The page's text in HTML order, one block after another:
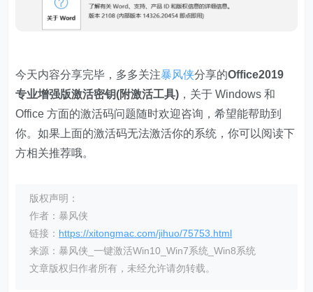
今天内容分享完毕，多多关注暴风侠分享的Office2019
专业增强版激活密钥(附激活工具) ，关于 Windows 和
Office 方面的激活码问题随时欢迎咨询，希望能帮助到
你。如果上面的激活码无法激活你的系统，你可以阅读下
方相关推荐哦。
版权声明：
作者：暴风侠
链接： https://xitongmac.com/jihuo/75753.html
来源：暴风侠_一键激活Win10_Win7系统_Win8系统
文章版权归作者所有，未经允许请勿转载。